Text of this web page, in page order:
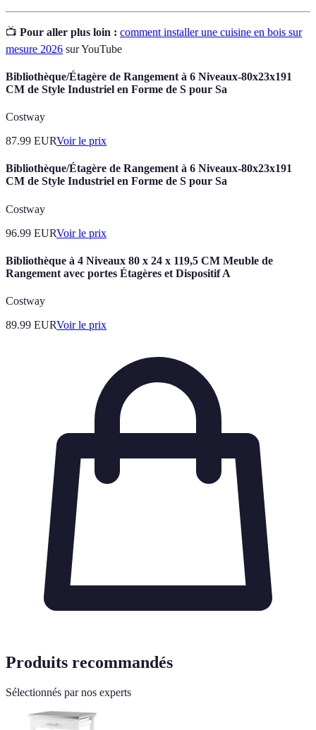
📺 Pour aller plus loin : comment installer une cuisine en bois sur
mesure 2026 sur YouTube
Bibliothèque/Étagère de Rangement à 6 Niveaux-80x23x191
CM de Style Industriel en Forme de S pour Sa
Costway
87.99 EURVoir le prix
Bibliothèque/Étagère de Rangement à 6 Niveaux-80x23x191
CM de Style Industriel en Forme de S pour Sa
Costway
96.99 EURVoir le prix
Bibliothèque à 4 Niveaux 80 x 24 x 119,5 CM Meuble de
Rangement avec portes Étagères et Dispositif A
Costway
89.99 EURVoir le prix
Produits recommandés
Sélectionnés par nos experts